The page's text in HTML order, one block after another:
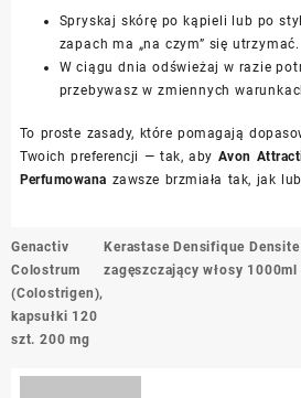
Spryskaj skórę po kąpieli lub po
zapach ma „na czym” się utrzymać.
W ciągu dnia odświeżaj w razie
przebywasz w zmiennych
To proste zasady, które pomagają
Twoich preferencji — tak, aby Avon
Perfumowana zawsze brzmiała tak, jak
Nawigacja
wpisu
Genactiv
Colostrum
(Colostrigen),
kapsułki 120
szt. 200 mg
Kerastase Densifique
zagęszczający włosy 1000ml